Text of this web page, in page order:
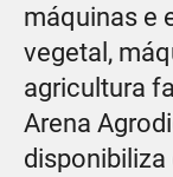
máquinas e
vegetal,
agricultura
Arena
disponibiliza